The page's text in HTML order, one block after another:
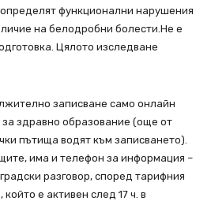
функционални нарушения
на белодробни болести.Не е
Цялото изследване
записване само онлайн
за здравно образование (още от
пътища водят към записването).
има и телефон за информация –
разговор, според тарифния
е активен след 17 ч. в